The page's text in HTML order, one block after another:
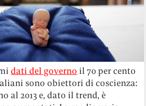
dati del governo il 70 per cento
sono obiettori di coscienza:
al 2013 e, dato il trend, è